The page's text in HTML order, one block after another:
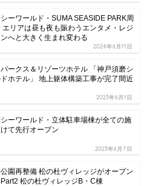
ーワールド・SUMA SEASIDE PARK周
エリアは昼も夜も賑わうエンタメ・レジ
へと大きく生まれ変わる
2024年6月11日
ークス＆リゾーツホテル 「神戸須磨シ
ホテル」 地上躯体構築工事が完了間近
2023年6月1日
ーワールド・立体駐車場棟が全ての施
て先行オープン
2023年6月7日
園再整備 松の杜ヴィレッジがオープン
松の杜ヴィレッジB・C棟